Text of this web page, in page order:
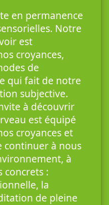
en permanence
Notre
est
croyances,
de
qui fait de notre
subjective.
à découvrir
est équipé
croyances et
continuer à nous
à
concrets :
la
de pleine